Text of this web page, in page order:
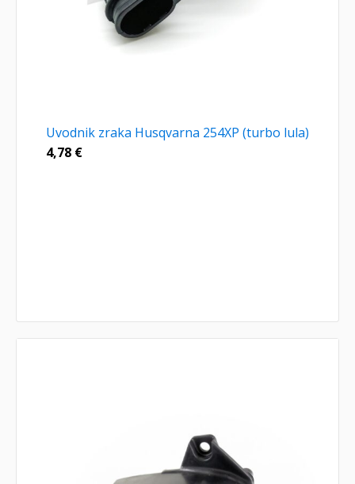
Uvodnik zraka Husqvarna 254XP (turbo lula)
4,78 €